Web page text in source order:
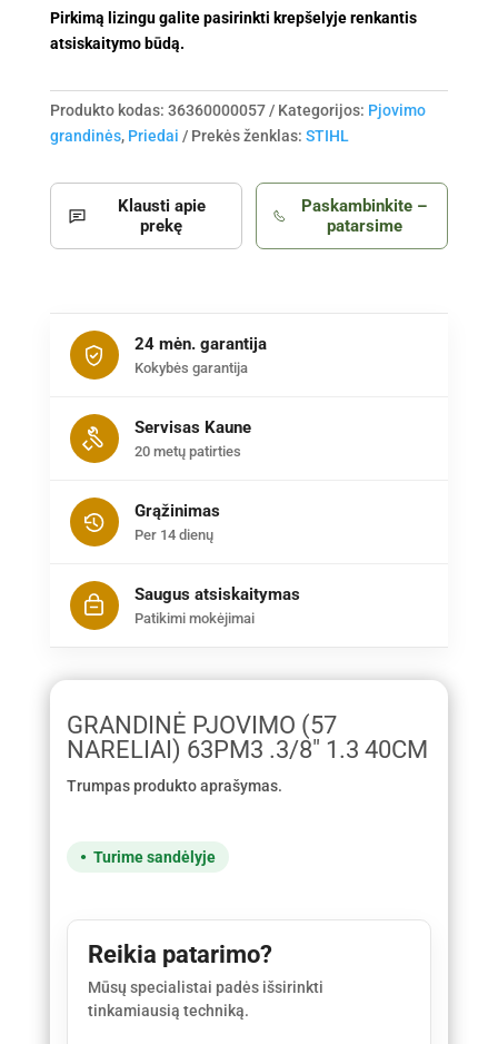
Pirkimą lizingu galite pasirinkti krepšelyje renkantis
atsiskaitymo būdą.
Produkto kodas: 36360000057 Kategorijos: Pjovimo
grandinės, Priedai Prekės ženklas: STIHL
Klausti apie
prekę
Paskambinkite –
patarsime
24 mėn. garantija
Kokybės garantija
Servisas Kaune
20 metų patirties
Grąžinimas
Per 14 dienų
Saugus atsiskaitymas
Patikimi mokėjimai
GRANDINĖ PJOVIMO (57
NARELIAI) 63PM3 .3/8" 1.3 40CM
Trumpas produkto aprašymas.
Turime sandėlyje
Reikia patarimo?
Mūsų specialistai padės išsirinkti
tinkamiausią techniką.